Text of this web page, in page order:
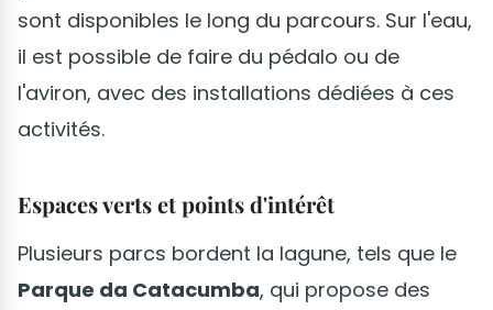
sont disponibles le long du parcours. Sur l'eau,
il est possible de faire du pédalo ou de
l'aviron, avec des installations dédiées à ces
activités.
Espaces verts et points d'intérêt
Plusieurs parcs bordent la lagune, tels que le
Parque da Catacumba, qui propose des